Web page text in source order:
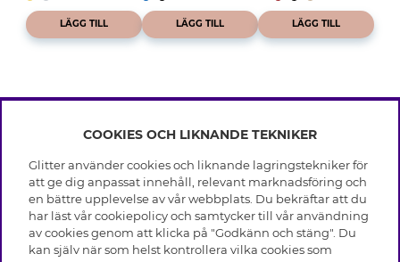
LÄGG TILL LÄGG TILL LÄGG TILL
INFO
Leverans
Villkor
Integritetspolicy
Cookies
Medlemsvillkor
OM GLITTER
Black Friday
Våra butiker
HJÄLP
COOKIES OCH LIKNANDE TEKNIKER
Glitter använder cookies och liknande lagringstekniker för
att ge dig anpassat innehåll, relevant marknadsföring och
en bättre upplevelse av vår webbplats. Du bekräftar att du
har läst vår cookiepolicy och samtycker till vår användning
av cookies genom att klicka på "Godkänn och stäng". Du
kan själv när som helst kontrollera vilka cookies som